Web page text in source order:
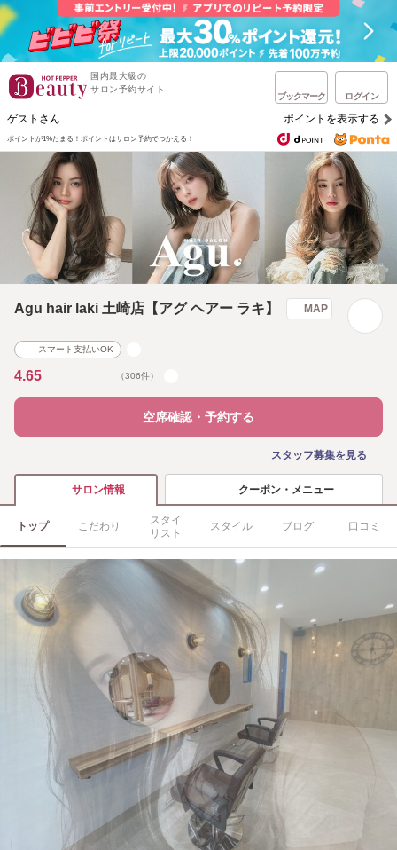
国内最大級の
サロン予約サイト
ブックマーク ログイン
ゲストさん ポイントを表示する
ポイントが1%たまる！ ポイントはサロン予約でつかえる！
Agu hair laki 土崎店【アグ ヘアー ラキ】 MAP
スマート支払いOK
4.65 （306件）
空席確認・予約する
スタッフ募集を見る
サロン情報 クーポン・メニュー
トップ こだわり
スタイ
リスト
スタイル ブログ 口コミ